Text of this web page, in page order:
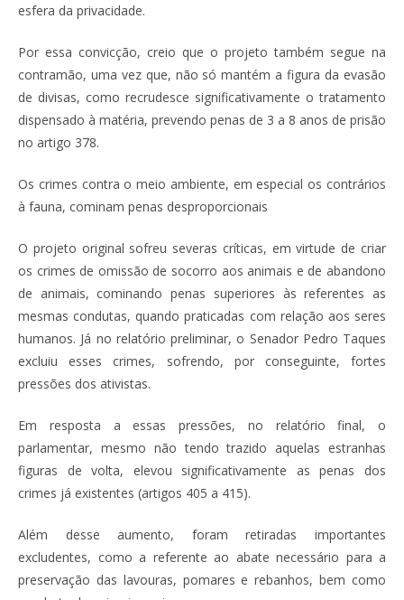
esfera da privacidade.
Por essa convicção, creio que o projeto também segue na
contramão, uma vez que, não só mantém a figura da evasão
de divisas, como recrudesce significativamente o tratamento
dispensado à matéria, prevendo penas de 3 a 8 anos de prisão
no artigo 378.
Os crimes contra o meio ambiente, em especial os contrários
à fauna, cominam penas desproporcionais
O projeto original sofreu severas críticas, em virtude de criar
os crimes de omissão de socorro aos animais e de abandono
de animais, cominando penas superiores às referentes as
mesmas condutas, quando praticadas com relação aos seres
humanos. Já no relatório preliminar, o Senador Pedro Taques
excluiu esses crimes, sofrendo, por conseguinte, fortes
pressões dos ativistas.
Em resposta a essas pressões, no relatório final, o
parlamentar, mesmo não tendo trazido aquelas estranhas
figuras de volta, elevou significativamente as penas dos
crimes já existentes (artigos 405 a 415).
Além desse aumento, foram retiradas importantes
excludentes, como a referente ao abate necessário para a
preservação das lavouras, pomares e rebanhos, bem como